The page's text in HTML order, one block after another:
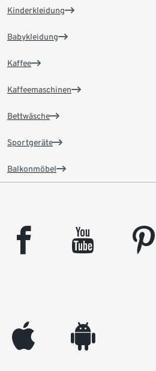
Kinderkleidung
Babykleidung
Kaffee
Kaffeemaschinen
Bettwäsche
Sportgeräte
Balkonmöbel
facebook youtube pinterest
appleinc android